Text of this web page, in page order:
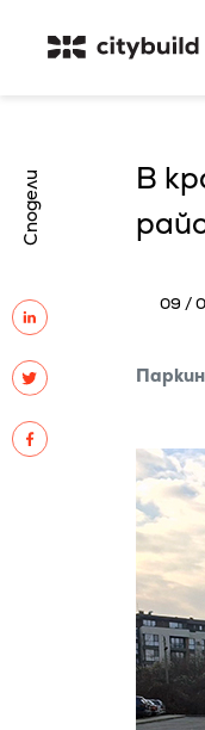
Сподели
В
09 /